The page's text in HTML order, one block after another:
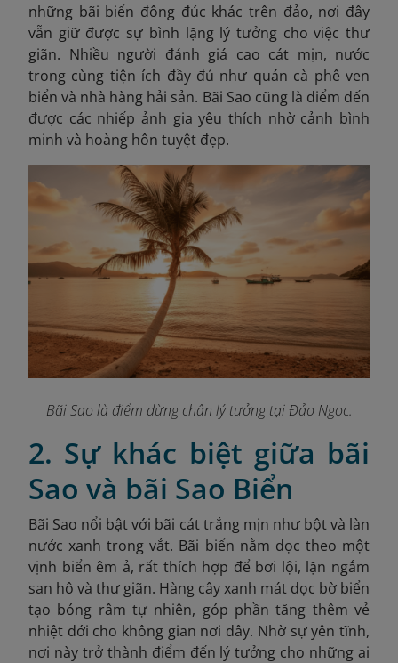
những bãi biển đông đúc khác trên đảo, nơi đây
vẫn giữ được sự bình lặng lý tưởng cho việc thư
giãn. Nhiều người đánh giá cao cát mịn, nước
trong cùng tiện ích đầy đủ như quán cà phê ven
biển và nhà hàng hải sản. Bãi Sao cũng là điểm đến
được các nhiếp ảnh gia yêu thích nhờ cảnh bình
minh và hoàng hôn tuyệt đẹp.
Bãi Sao là điểm dừng chân lý tưởng tại Đảo Ngọc.
2. Sự khác biệt giữa bãi
Sao và bãi Sao Biển
Bãi Sao nổi bật với bãi cát trắng mịn như bột và làn
nước xanh trong vắt. Bãi biển nằm dọc theo một
vịnh biển êm ả, rất thích hợp để bơi lội, lặn ngắm
san hô và thư giãn. Hàng cây xanh mát dọc bờ biển
tạo bóng râm tự nhiên, góp phần tăng thêm vẻ
nhiệt đới cho không gian nơi đây. Nhờ sự yên tĩnh,
nơi này trở thành điểm đến lý tưởng cho những ai